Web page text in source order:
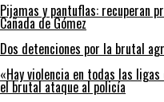
Pijamas y pantuflas: recuperan
Cañada de Gómez
Dos detenciones por la brutal
«Hay violencia en todas las
el brutal ataque al policía